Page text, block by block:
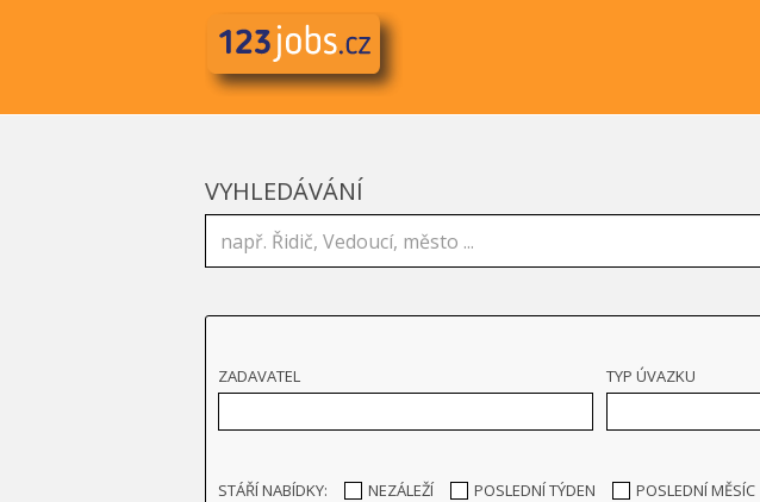
VYHLEDÁVÁNÍ
ZADAVATEL TYP ÚVAZKU
STÁŘÍ NABÍDKY: NEZÁLEŽÍ POSLEDNÍ TÝDEN POSLEDNÍ MĚSÍC